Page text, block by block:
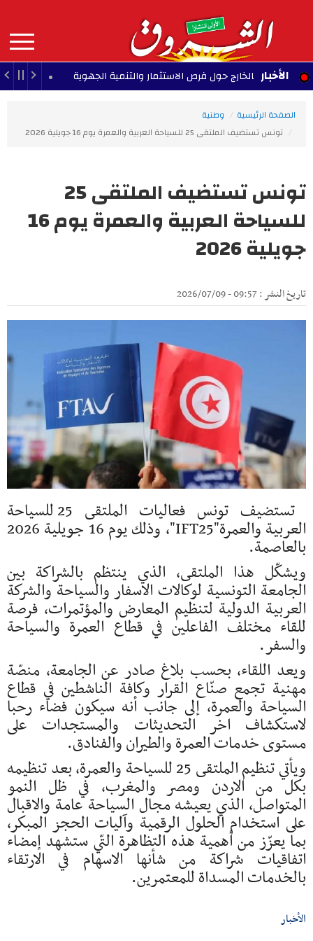
contenu
principal
MAIN
NAVIGATION الأخبار
بالخارج حول فرص الاستثمار والتنمية الجهوية 13:46 - 2026/08/06
الصفحة الرئيسية
وطنية
تونس تستضيف الملتقى 25 للسياحة العربية والعمرة يوم 16 جويلية 2026
تونس تستضيف الملتقى 25
للسياحة العربية والعمرة يوم 16
جويلية 2026
تاريخ النشر : 09:57 - 2026/07/09
تستضيف تونس فعاليات الملتقى 25 للسياحة
العربية والعمرة"IFT25"، وذلك يوم 16 جويلية 2026
بالعاصمة.
ويشكّل هذا الملتقى، الذي ينتظم بالشراكة بين
الجامعة التونسية لوكالات الاسفار والسياحة والشركة
العربية الدولية لتنظيم المعارض والمؤتمرات، فرصة
للقاء مختلف الفاعلين في قطاع العمرة والسياحة
والسفر.
ويعد اللقاء، بحسب بلاغ صادر عن الجامعة، منصّة
مهنية تجمع صنّاع القرار وكافة الناشطين في قطاع
السياحة والعمرة، إلى جانب أنه سيكون فضاء رحبا
لاستكشاف اخر التحديثات والمستجدات على
مستوى خدمات العمرة والطيران والفنادق.
ويأتي تنظيم الملتقى 25 للسياحة والعمرة، بعد تنظيمه
بكل من الاردن ومصر والمغرب، في ظل النمو
المتواصل، الذي يعيشه مجال السياحة عامة والاقبال
على استخدام الحلول الرقمية وآليات الحجز المبكر،
بما يعزّز من أهمية هذه التظاهرة التّي ستشهد إمضاء
اتفاقيات شراكة من شأنها الاسهام في الارتقاء
بالخدمات المسداة للمعتمرين.
الأخبار